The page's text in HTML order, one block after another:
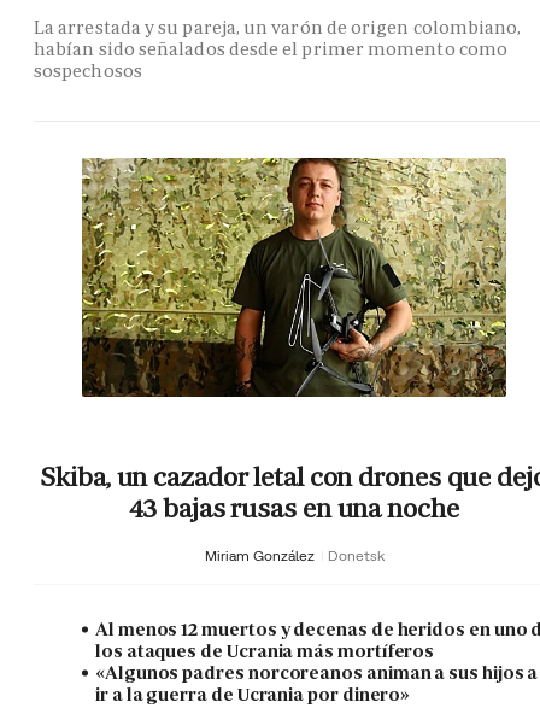
La arrestada y su pareja, un varón de origen colombiano,
habían sido señalados desde el primer momento como
sospechosos
Skiba, un cazador letal con drones que
43 bajas rusas en una noche
Miriam González Donetsk
Al menos 12 muertos y decenas de heridos en uno
los ataques de Ucrania más mortíferos
«Algunos padres norcoreanos animan a sus hijos a
ir a la guerra de Ucrania por dinero»